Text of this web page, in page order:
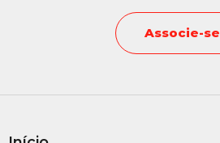
Associe-se